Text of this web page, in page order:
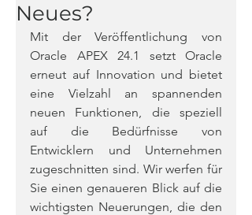
Neues?
Mit der Veröffentlichung von
Oracle APEX 24.1 setzt Oracle
erneut auf Innovation und bietet
eine Vielzahl an spannenden
neuen Funktionen, die speziell
auf die Bedürfnisse von
Entwicklern und Unternehmen
zugeschnitten sind. Wir werfen für
Sie einen genaueren Blick auf die
wichtigsten Neuerungen, die den